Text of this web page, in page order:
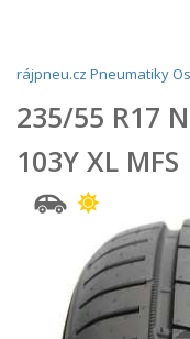
rájpneu.cz Pneumatiky
235/55 R17
103Y XL MFS